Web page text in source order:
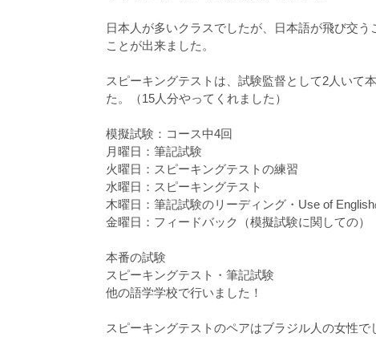
日本人が多いクラスでしたが、日本語が飛び交
ことが出来ました。
スピーキングテストは、試験監督として2人いて
た。（15人分やってくれました）
模擬試験：コース中4回
月曜日：筆記試験
火曜日：スピーキングテストの練習
水曜日：スピーキングテスト
木曜日：筆記試験のリーディング・Use of
金曜日：フィードバック（模擬試験に関しての）
本番の試験
スピーキングテスト・筆記試験
他の語学学校で行いました！
スピーキングテストのペアはブラジル人の女性